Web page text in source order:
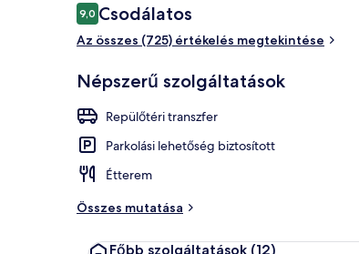
Értékelések
9,09,0 ennyiből: 10
Csodálatos
Az összes (725) értékelés megtekintése
Népszerű szolgáltatások
Repülőtéri transzfer
Parkolási lehetőség biztosított
Étterem
Összes mutatása
Főbb szolgáltatások (12)